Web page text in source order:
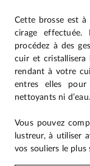
Cette brosse est à
cirage
procédez à des
cuir et cristallisera
rendant à votre
entres elles
nettoyants ni d’eau.
Vous pouvez
lustreur, à utiliser
vos souliers le plus